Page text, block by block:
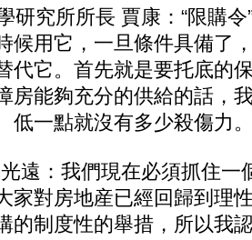
究所所長 賈康：“限購令
候用它，一旦條件具備了
代它。首先就是要托底的
房能夠充分的供給的話，
低一點就沒有多少殺傷力
遠：我們現在必須抓住一
家對房地産已經回歸到理
的制度性的舉措，所以我